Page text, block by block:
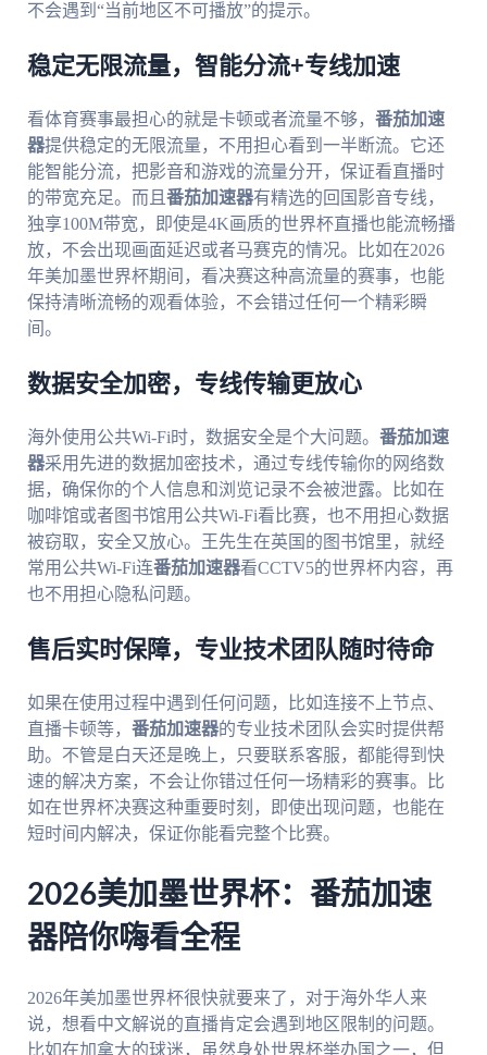
不会遇到“当前地区不可播放”的提示。
稳定无限流量，智能分流+专线加速
看体育赛事最担心的就是卡顿或者流量不够， 番茄加速
器提供稳定的无限流量，不用担心看到一半断流。它还
能智能分流，把影音和游戏的流量分开，保证看直播时
的带宽充足。而且 番茄加速器有精选的回国影音专线，
独享100M带宽，即使是4K画质的世界杯直播也能流畅播
放，不会出现画面延迟或者马赛克的情况。比如在2026
年美加墨世界杯期间，看决赛这种高流量的赛事，也能
保持清晰流畅的观看体验，不会错过任何一个精彩瞬
间。
数据安全加密，专线传输更放心
海外使用公共Wi-Fi时，数据安全是个大问题。 番茄加速
器采用先进的数据加密技术，通过专线传输你的网络数
据，确保你的个人信息和浏览记录不会被泄露。比如在
咖啡馆或者图书馆用公共Wi-Fi看比赛，也不用担心数据
被窃取，安全又放心。王先生在英国的图书馆里，就经
常用公共Wi-Fi连番茄加速器看CCTV5的世界杯内容，再
也不用担心隐私问题。
售后实时保障，专业技术团队随时待命
如果在使用过程中遇到任何问题，比如连接不上节点、
直播卡顿等， 番茄加速器的专业技术团队会实时提供帮
助。不管是白天还是晚上，只要联系客服，都能得到快
速的解决方案，不会让你错过任何一场精彩的赛事。比
如在世界杯决赛这种重要时刻，即使出现问题，也能在
短时间内解决，保证你能看完整个比赛。
2026美加墨世界杯：番茄加速
器陪你嗨看全程
2026年美加墨世界杯很快就要来了，对于海外华人来
说，想看中文解说的直播肯定会遇到地区限制的问题。
比如在加拿大的球迷，虽然身处世界杯举办国之一，但